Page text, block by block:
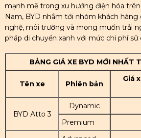
mạnh mẽ trong xu hướng điện hóa trên
Nam, BYD nhắm tới nhóm khách
nghệ, môi trường và mong muốn trải
pháp di chuyển xanh với mức chi phí sử
BẢNG GIÁ XE BYD MỚI NHẤT
Tên xe Phiên bản
Giá
BYD Atto 3
Dynamic
Premium